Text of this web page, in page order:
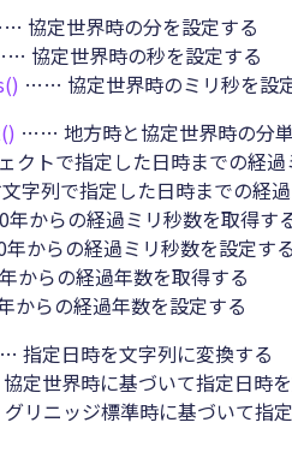
協定世界時の分を設定する
協定世界時の秒を設定する
…… 協定世界時のミリ秒を設
…… 地方時と協定世界時の分
トで指定した日時までの経過
字列で指定した日時までの経
からの経過ミリ秒数を取得す
からの経過ミリ秒数を設定する
らの経過年数を取得する
らの経過年数を設定する
指定日時を文字列に変換する
定世界時に基づいて指定日時
リニッジ標準時に基づいて指